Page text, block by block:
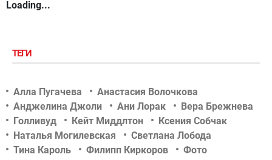
Loading...
ТЕГИ
Алла Пугачева
Анастасия Волочкова
Анджелина Джоли
Ани Лорак
Вера Брежнева
Голливуд
Кейт Миддлтон
Ксения Собчак
Наталья Могилевская
Светлана Лобода
Тина Кароль
Филипп Киркоров
Фото